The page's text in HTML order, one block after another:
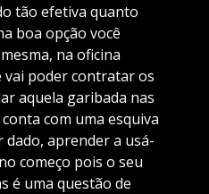
tão efetiva quanto
boa opção você
na oficina
vai poder contratar os
aquela garibada nas
com uma esquiva
aprender a usá-
começo pois o seu
é uma questão de